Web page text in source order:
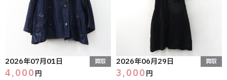
2026年07月01日 買取
4,000円
2026年06月29日 買取
3,000円